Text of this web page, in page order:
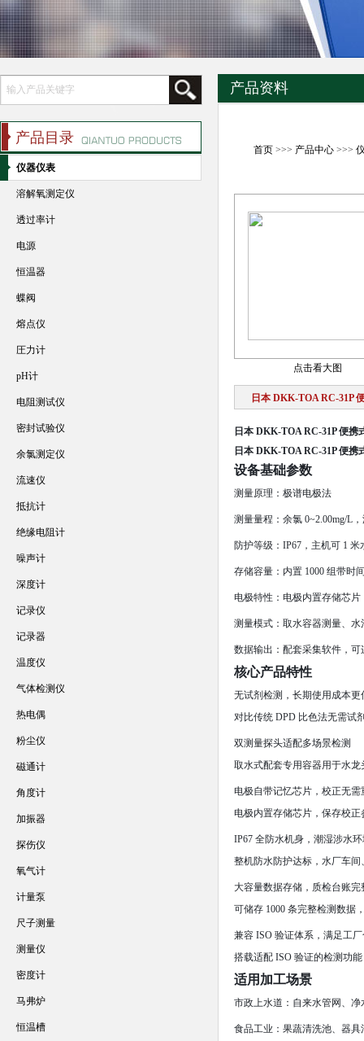
产品资料
首页>>> 产品中心>>>
点击看大图
日本 DKK-TOA RC-31P
日本 DKK-TOA RC-31P 便携
日本 DKK-TOA RC-31P 便携
设备基础参数
测量原理：极谱电极法
测量量程：余氯 0~2.00mg/L
防护等级：IP67，主机可 1 米
存储容量：内置 1000 组带时
电极特性：电极内置存储芯
测量模式：取水容器测量、
数据输出：配套采集软件，
核心产品特性
无试剂检测，长期使用成本更
对比传统 DPD 比色法无需试
双测量探头适配多场景检测
取水式配套专用容器用于水
电极自带记忆芯片，校正无需
电极内置存储芯片，保存校
IP67 全防水机身，潮湿涉水
整机防水防护达标，水厂车
大容量数据存储，质检台账完
可储存 1000 条完整检测数据
兼容 ISO 验证体系，满足工
搭载适配 ISO 验证的检测功
适用加工场景
市政上水道：自来水管网、
食品工业：果蔬清洗池、器
产品目录
仪器仪表
溶解氧测定仪
透过率计
电源
恒温器
蝶阀
熔点仪
圧力计
pH计
电阻测试仪
密封试验仪
余氯测定仪
流速仪
抵抗计
绝缘电阻计
噪声计
深度计
记录仪
记录器
温度仪
气体检测仪
热电偶
粉尘仪
磁通计
角度计
加振器
探伤仪
氧气计
计量泵
尺子测量
测量仪
密度计
马弗炉
恒温槽